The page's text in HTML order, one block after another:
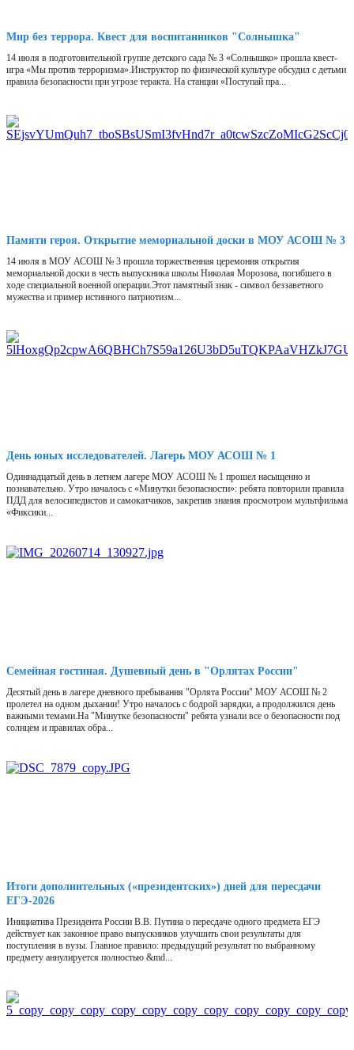
Мир без террора. Квест для воспитанников "Солнышка"
14 июля в подготовительной группе детского сада № 3 «Солнышко» прошла квест-
игра «Мы против терроризма».Инструктор по физической культуре обсудил с детьми
правила безопасности при угрозе теракта. На станции «Поступай пра...
Памяти героя. Открытие мемориальной доски в МОУ АСОШ № 3
14 июля в МОУ АСОШ № 3 прошла торжественная церемония открытия
мемориальной доски в честь выпускника школы Николая Морозова, погибшего в
ходе специальной военной операции.Этот памятный знак - символ беззаветного
мужества и пример истинного патриотизм...
День юных исследователей. Лагерь МОУ АСОШ № 1
Одиннадцатый день в летнем лагере МОУ АСОШ № 1 прошел насыщенно и
познавательно. Утро началось с «Минутки безопасности»: ребята повторили правила
ПДД для велосипедистов и самокатчиков, закрепив знания просмотром мультфильма
«Фиксики...
Семейная гостиная. Душевный день в "Орлятах России"
Десятый день в лагере дневного пребывания "Орлята России" МОУ АСОШ № 2
пролетел на одном дыхании! Утро началось с бодрой зарядки, а продолжился день
важными темами.На "Минутке безопасности" ребята узнали все о безопасности под
солнцем и правилах обра...
Итоги дополнительных («президентских») дней для пересдачи
ЕГЭ-2026
Инициатива Президента России В.В. Путина о пересдаче одного предмета ЕГЭ
действует как законное право выпускников улучшить свои результаты для
поступления в вузы. Главное правило: предыдущий результат по выбранному
предмету аннулируется полностью &md...